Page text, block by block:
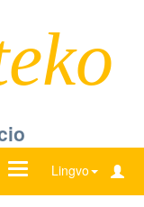
Lingvo
Ŝanĝu